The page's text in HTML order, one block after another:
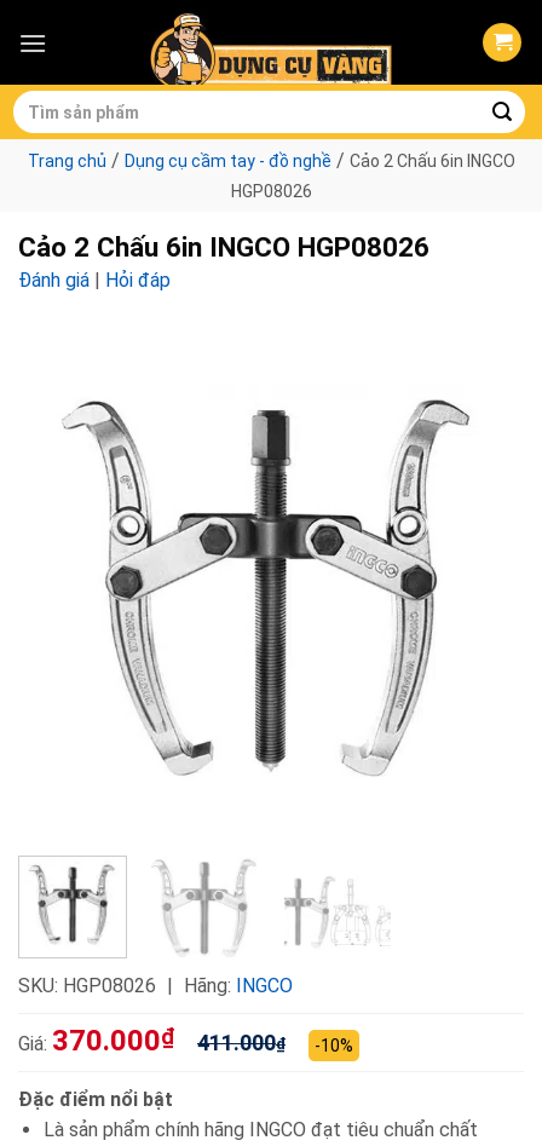
Tìm
kiếm:
Trang chủ / Dụng cụ cầm tay - đồ nghề / Cảo 2 Chấu 6in INGCO
HGP08026
Cảo 2 Chấu 6in INGCO HGP08026
Đánh giá | Hỏi đáp
SKU: HGP08026 Hãng: INGCO
Giá: 370.000₫ 411.000₫ -10%
Đặc điểm nổi bật
Là sản phẩm chính hãng INGCO đạt tiêu chuẩn chất